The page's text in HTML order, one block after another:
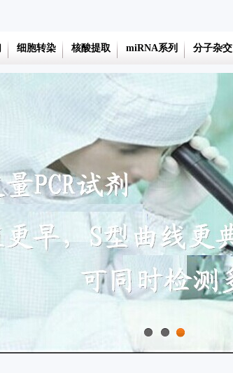
细胞转染 核酸提取 miRNA系列 分子杂交